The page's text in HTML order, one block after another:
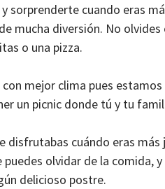
sorprenderte cuando eras
mucha diversión. No
o una pizza.
mejor clima pues
un picnic donde tú y tu
disfrutabas cuándo eras
olvidar de la comida,
delicioso postre.